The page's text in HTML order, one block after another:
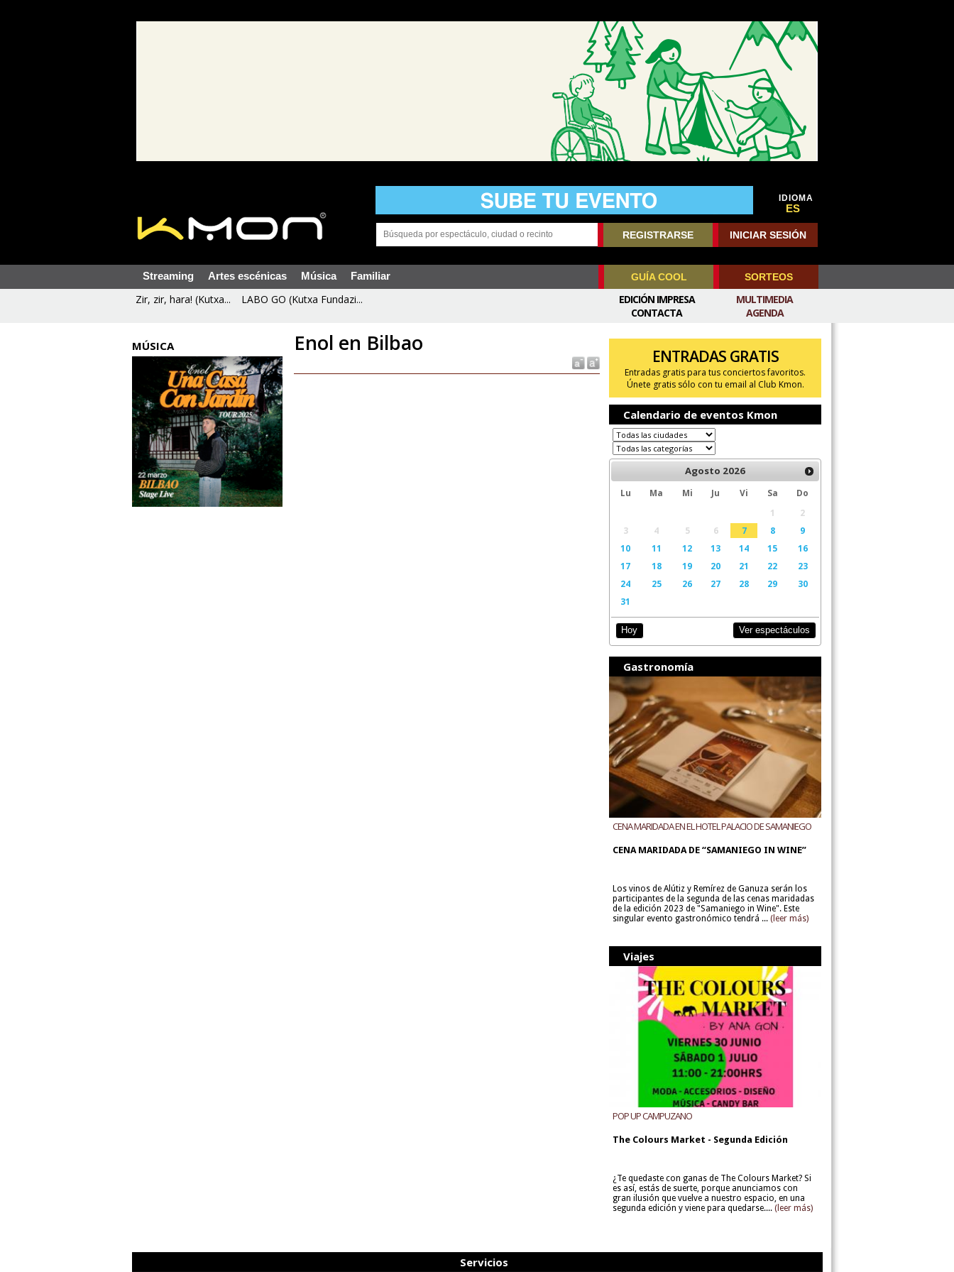
IDIOMA
ES
REGISTRARSE INICIAR SESIÓN
Streaming Artes escénicas Música Familiar GUÍA COOL SORTEOS
Zir, zir, hara! (Kutxa... LABO GO (Kutxa Fundazi...
MULTIMEDIA
AGENDA
EDICIÓN IMPRESA
CONTACTA
MÚSICA Enol en Bilbao
ENTRADAS GRATIS
Entradas gratis para tus conciertos favoritos.
Únete gratis sólo con tu email al Club Kmon.
Calendario de eventos Kmon
Agosto 2026
Lu Ma Mi Ju Vi Sa
Do
1
2
3
4 5 6 7 8
9
10
11 12 13 14 15
16
17
18 19 20 21 22
23
24
25 26 27 28 29
30
31
Hoy Ver espectáculos
Gastronomía
CENA MARIDADA EN EL HOTEL PALACIO DE SAMANIEGO
CENA MARIDADA DE “SAMANIEGO IN WINE”
Los vinos de Alútiz y Remírez de Ganuza serán los
participantes de la segunda de las cenas maridadas
de la edición 2023 de "Samaniego in Wine". Este
singular evento gastronómico tendrá ... (leer más)
Viajes
POP UP CAMPUZANO
The Colours Market - Segunda Edición
¿Te quedaste con ganas de The Colours Market? Si
es así, estás de suerte, porque anunciamos con
gran ilusión que vuelve a nuestro espacio, en una
segunda edición y viene para quedarse.... (leer más)
Servicios